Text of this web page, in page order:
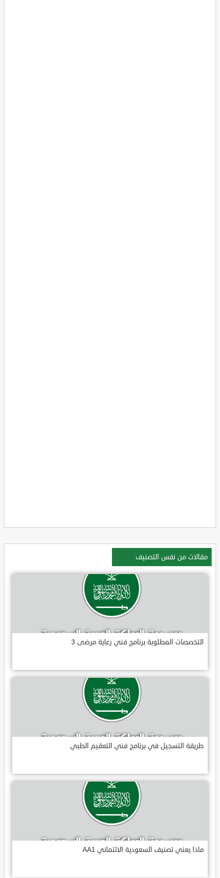
مقالات من نفس التصنيف
التخصصات المطلوبة برنامج فني رعاية مرضى 3
طريقة التسجيل في برنامج فني التعقيم الطبي
ماذا يعني تصنيف السعودية الائتماني AA1